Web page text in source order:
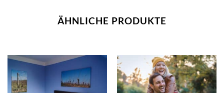
ÄHNLICHE PRODUKTE